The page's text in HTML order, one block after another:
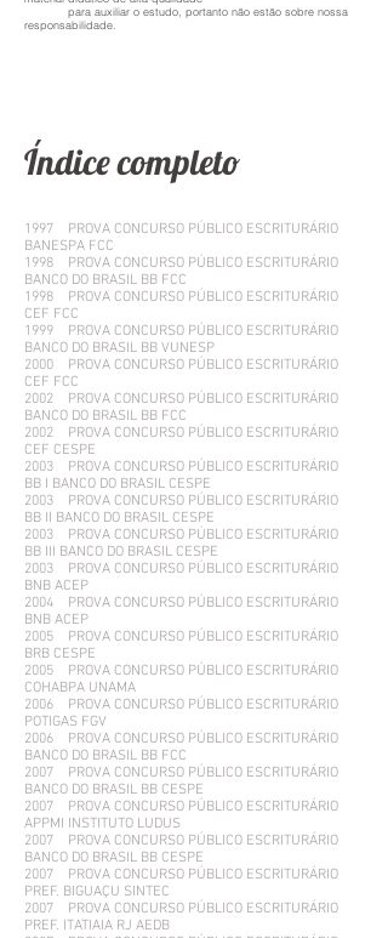
para auxiliar o estudo, portanto não estão sobre nossa
responsabilidade.
Índice completo
1997 PROVA CONCURSO PÚBLICO ESCRITURÁRIO
BANESPA FCC
1998 PROVA CONCURSO PÚBLICO ESCRITURÁRIO
BANCO DO BRASIL BB FCC
1998 PROVA CONCURSO PÚBLICO ESCRITURÁRIO
CEF FCC
1999 PROVA CONCURSO PÚBLICO ESCRITURÁRIO
BANCO DO BRASIL BB VUNESP
2000 PROVA CONCURSO PÚBLICO ESCRITURÁRIO
CEF FCC
2002 PROVA CONCURSO PÚBLICO ESCRITURÁRIO
BANCO DO BRASIL BB FCC
2002 PROVA CONCURSO PÚBLICO ESCRITURÁRIO
CEF CESPE
2003 PROVA CONCURSO PÚBLICO ESCRITURÁRIO
BB I BANCO DO BRASIL CESPE
2003 PROVA CONCURSO PÚBLICO ESCRITURÁRIO
BB II BANCO DO BRASIL CESPE
2003 PROVA CONCURSO PÚBLICO ESCRITURÁRIO
BB III BANCO DO BRASIL CESPE
2003 PROVA CONCURSO PÚBLICO ESCRITURÁRIO
BNB ACEP
2004 PROVA CONCURSO PÚBLICO ESCRITURÁRIO
BNB ACEP
2005 PROVA CONCURSO PÚBLICO ESCRITURÁRIO
BRB CESPE
2005 PROVA CONCURSO PÚBLICO ESCRITURÁRIO
COHABPA UNAMA
2006 PROVA CONCURSO PÚBLICO ESCRITURÁRIO
POTIGAS FGV
2006 PROVA CONCURSO PÚBLICO ESCRITURÁRIO
BANCO DO BRASIL BB FCC
2007 PROVA CONCURSO PÚBLICO ESCRITURÁRIO
BANCO DO BRASIL BB CESPE
2007 PROVA CONCURSO PÚBLICO ESCRITURÁRIO
APPMI INSTITUTO LUDUS
2007 PROVA CONCURSO PÚBLICO ESCRITURÁRIO
BANCO DO BRASIL BB CESPE
2007 PROVA CONCURSO PÚBLICO ESCRITURÁRIO
PREF. BIGUAÇU SINTEC
2007 PROVA CONCURSO PÚBLICO ESCRITURÁRIO
PREF. ITATIAIA RJ AEDB